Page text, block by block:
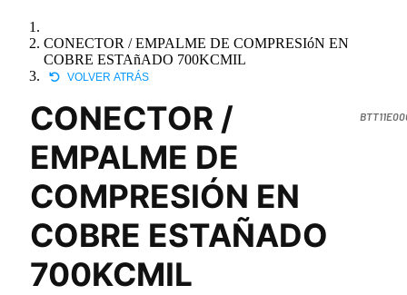
CONECTOR / EMPALME DE COMPRESIóN EN
COBRE ESTAñADO 700KCMIL
VOLVER ATRÁS
CONECTOR /
EMPALME DE
COMPRESIÓN EN
COBRE ESTAÑADO
700KCMIL